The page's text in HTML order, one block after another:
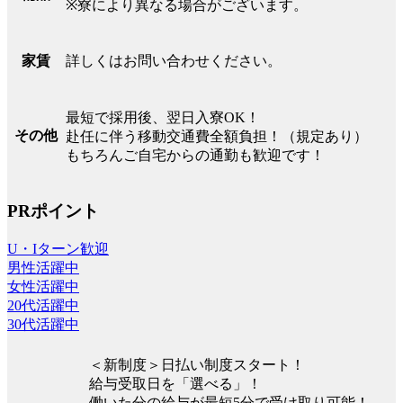
※寮により異なる場合がございます。
家賃 詳しくはお問い合わせください。
その他
最短で採用後、翌日入寮OK！
赴任に伴う移動交通費全額負担！（規定あり）
もちろんご自宅からの通勤も歓迎です！
PRポイント
U・Iターン歓迎
男性活躍中
女性活躍中
20代活躍中
30代活躍中
＜新制度＞日払い制度スタート！
給与受取日を「選べる」！